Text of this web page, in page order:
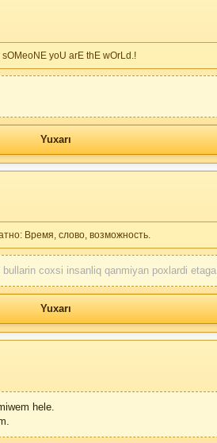
yoU arE thE wOrLd.!
Yuxarı
Время, слово, возможность.
coxsi insanliq qanmiyan poxlardi etaga
Yuxarı
hele.